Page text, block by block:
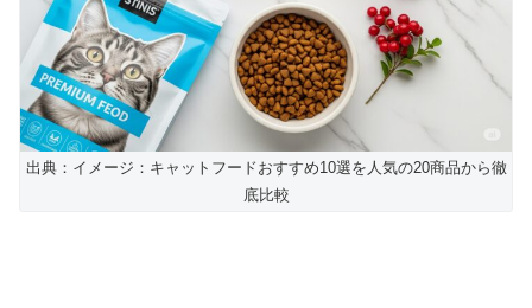
出典：イメージ：キャットフードおすすめ10選を人気の20商品から徹
底比較